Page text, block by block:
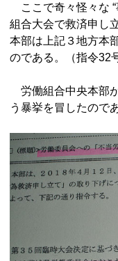
ここで奇々怪々な “
組合大会で救済申し
本部は上記３地方本
のである。（指令32
労働組合中央本部
う暴挙を冒したので